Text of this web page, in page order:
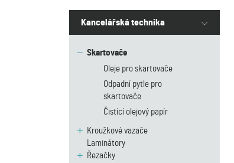
Kancelářská technika
Skartovače
Oleje pro skartovače
Odpadní pytle pro
skartovače
Čistící olejový papír
Kroužkové vazače
Laminátory
Řezačky